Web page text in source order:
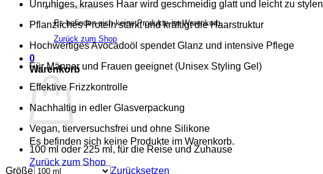
Es befinden sich keine Produkte im Warenkorb.
Zurück zum Shop
0
Warenkorb
Es befinden sich keine Produkte im Warenkorb.
Zurück zum Shop
Unruhiges, krauses Haar wird geschmeidig glatt und leicht zu stylen
Pflanzliches Protein stärkt und kräftigt die Haarstruktur
Hochwertiges Avocadoöl spendet Glanz und intensive Pflege
Für Männer und Frauen geeignet (Unisex Styling Gel)
Effektive Frizzkontrolle
Nachhaltig in edler Glasverpackung
Vegan, tierversuchsfrei und ohne Silikone
100 ml oder 225 ml, für die Reise und Zuhause
Größe
Zurücksetzen